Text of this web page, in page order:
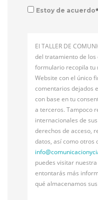
Estoy de acuerdo*
El TALLER DE
del tratamiento de los
formulario recopila tu
Website con el único
comentarios dejados
con base en tu
a terceros. Tampoco
internacionales de
derechos de acceso,
datos, así como otros
info@
puedes visitar nuestra
entontarás más
qué almacenamos